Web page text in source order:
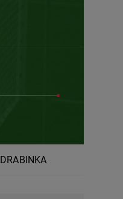
DRABINKA